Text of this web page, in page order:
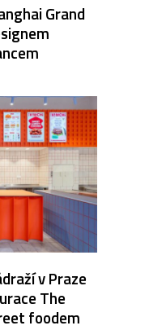
Grand
v Praze
The
foodem